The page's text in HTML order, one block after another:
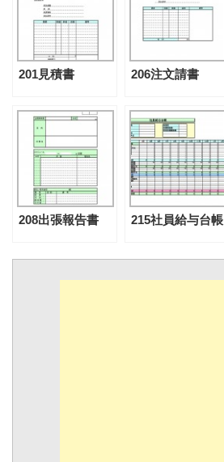
201見積書 206注文請書
208出張報告書 215社員給与台帳